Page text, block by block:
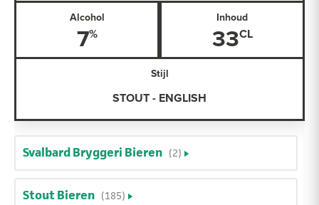
Alcohol
7
Inhoud
33
Stijl
STOUT - ENGLISH
Svalbard Bryggeri Bieren (2)
Stout Bieren (185)